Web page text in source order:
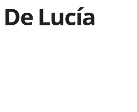
Lucía